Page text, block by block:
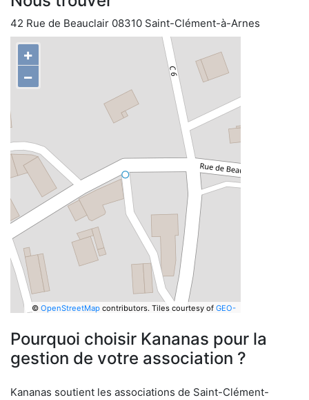
42 Rue de Beauclair 08310 Saint-Clément-à-Arnes
+
−
© OpenStreetMapcontributors. Tiles courtesy of GEO-
Pourquoi choisir Kananas pour la
gestion de votre association ?
Kananas soutient les associations de Saint-Clément-